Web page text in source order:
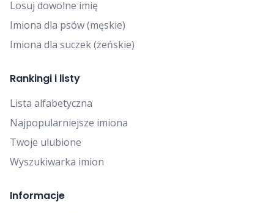
Losuj dowolne imię
Imiona dla psów (męskie)
Imiona dla suczek (żeńskie)
Rankingi i listy
Lista alfabetyczna
Najpopularniejsze imiona
Twoje ulubione
Wyszukiwarka imion
Informacje